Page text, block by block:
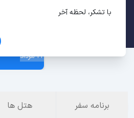
22 مرداد
برنامه سفر هتل ها
با تشکر، لحظه آخر